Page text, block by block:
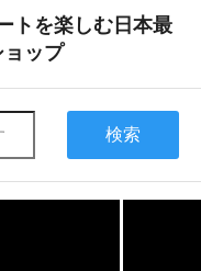
トを楽しむ日本最
ップ
検索